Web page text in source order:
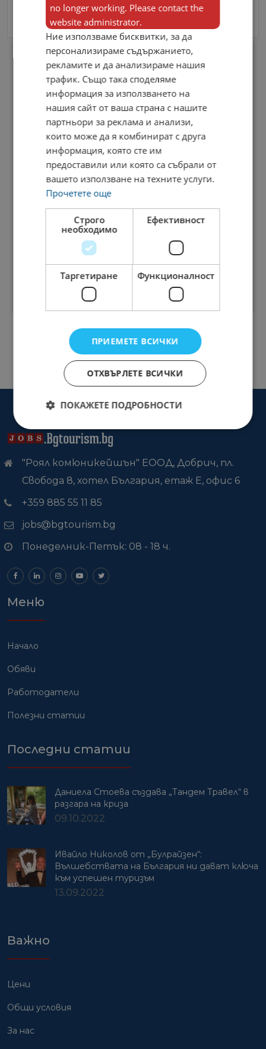
Изпрати Съобщение
Семеен Хотел Ив - Велинград
Готвачи Ресторанти
Хотел Ив – Велинград
търси да назначи ГОТВАЧ
17.06.2023
"Роял комюникейшън" ЕООД, Добрич, пл.
Свобода 8, хотел България, етаж Е, офис 6
+359 885 55 11 85
jobs@bgtourism.bg
Понеделник-Петък: 08 - 18 ч.
Меню
Начало
Обяви
Работодатели
Полезни статии
Последни статии
Даниела Стоева създава „Тандем Травел“ в
разгара на криза
09.10.2022
Ивайло Николов от „Булрайзен“:
Вълшебствата на България ни дават ключа
към успешен туризъм
13.09.2022
Важно
Цени
Общи условия
За нас
no longer working. Please contact the
website administrator.
Ние използваме бисквитки, за да
персонализираме съдържанието,
рекламите и да анализираме нашия
трафик. Също така споделяме
информация за използването на
нашия сайт от ваша страна с нашите
партньори за реклама и анализи,
които може да я комбинират с друга
информация, която сте им
предоставили или която са събрали от
вашето използване на техните услуги.
Прочетете още
Строго
необходимо
Ефективност
Таргетиране Функционалност
ПРИЕМЕТЕ ВСИЧКИ
ОТХВЪРЛЕТЕ ВСИЧКИ
ПОКАЖЕТЕ ПОДРОБНОСТИ